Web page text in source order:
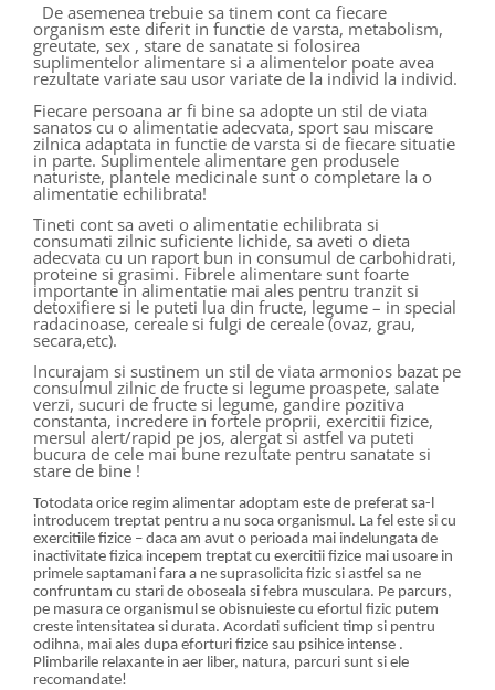
De asemenea trebuie sa tinem cont ca fiecare
organism este diferit in functie de varsta, metabolism,
greutate, sex , stare de sanatate si folosirea
suplimentelor alimentare si a alimentelor poate avea
rezultate variate sau usor variate de la individ la individ.
Fiecare persoana ar fi bine sa adopte un stil de viata
sanatos cu o alimentatie adecvata, sport sau miscare
zilnica adaptata in functie de varsta si de fiecare situatie
in parte. Suplimentele alimentare gen produsele
naturiste, plantele medicinale sunt o completare la o
alimentatie echilibrata!
Tineti cont sa aveti o alimentatie echilibrata si
consumati zilnic suficiente lichide, sa aveti o dieta
adecvata cu un raport bun in consumul de carbohidrati,
proteine si grasimi. Fibrele alimentare sunt foarte
importante in alimentatie mai ales pentru tranzit si
detoxifiere si le puteti lua din fructe, legume – in special
radacinoase, cereale si fulgi de cereale (ovaz, grau,
secara,etc).
Incurajam si sustinem un stil de viata armonios bazat pe
consulmul zilnic de fructe si legume proaspete, salate
verzi, sucuri de fructe si legume, gandire pozitiva
constanta, incredere in fortele proprii, exercitii fizice,
mersul alert/rapid pe jos, alergat si astfel va puteti
bucura de cele mai bune rezultate pentru sanatate si
stare de bine !
Totodata orice regim alimentar adoptam este de preferat sa-l
introducem treptat pentru a nu soca organismul. La fel este si cu
exercitiile fizice – daca am avut o perioada mai indelungata de
inactivitate fizica incepem treptat cu exercitii fizice mai usoare in
primele saptamani fara a ne suprasolicita fizic si astfel sa ne
confruntam cu stari de oboseala si febra musculara. Pe parcurs,
pe masura ce organismul se obisnuieste cu efortul fizic putem
creste intensitatea si durata. Acordati suficient timp si pentru
odihna, mai ales dupa eforturi fizice sau psihice intense .
Plimbarile relaxante in aer liber, natura, parcuri sunt si ele
recomandate!